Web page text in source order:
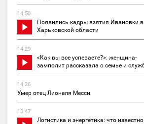
14:50
Появились кадры взятия Ивановки в
Харьковской области
14:29
«Как вы все успеваете?»: женщина-
замполит рассказала о семье и
14:26
Умер отец Лионеля Месси
13:47
Логистика и энергетика: что